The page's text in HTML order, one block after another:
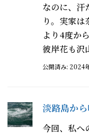
なのに、汗
り。実家は
より4度か
彼岸花も
公開済み: 2024
淡路島か
今回、私へ